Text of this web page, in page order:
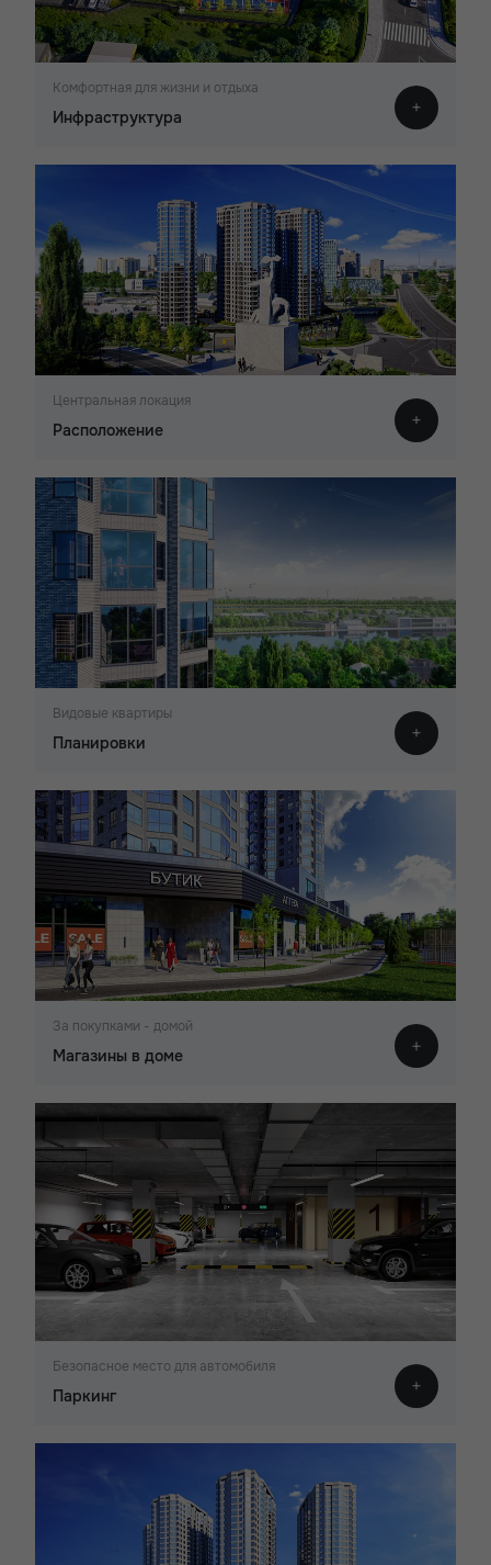
Комфортная для жизни и отдыха
Инфраструктура
Центральная локация
Расположение
Видовые квартиры
Планировки
За покупками - домой
Магазины в доме
Безопасное место для автомобиля
Паркинг